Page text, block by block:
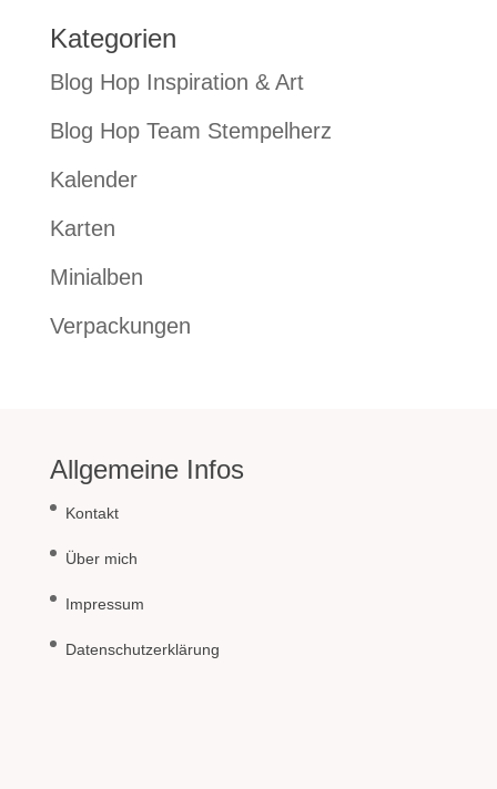
Kategorien
Blog Hop Inspiration & Art
Blog Hop Team Stempelherz
Kalender
Karten
Minialben
Verpackungen
Allgemeine Infos
Kontakt
Über mich
Impressum
Datenschutzerklärung